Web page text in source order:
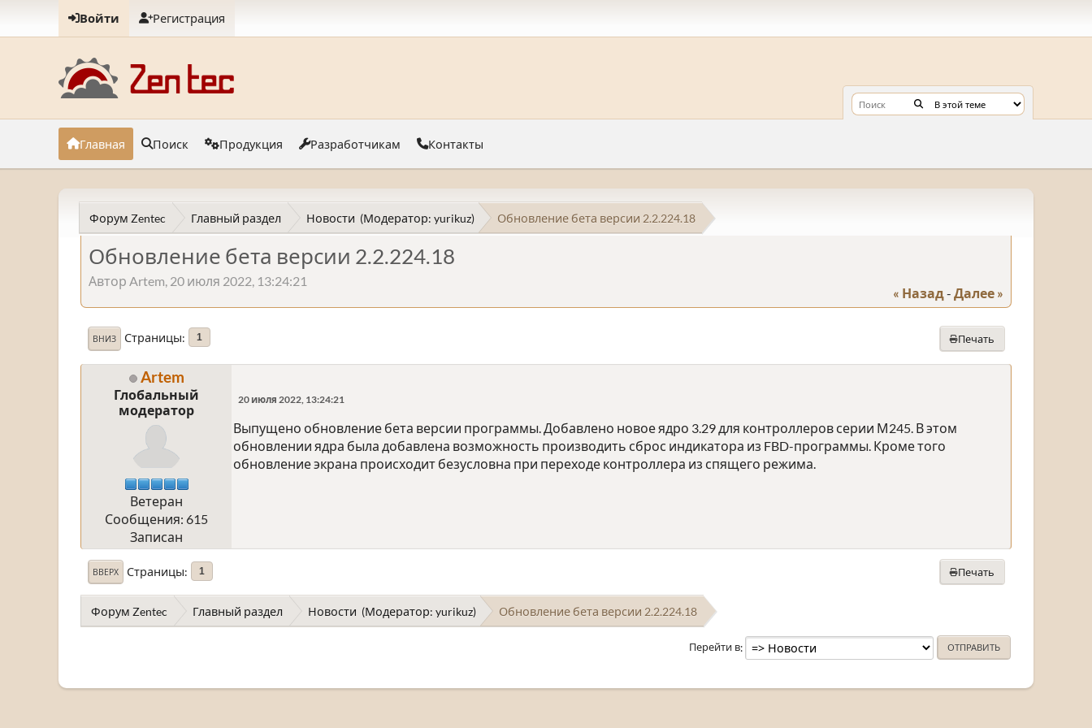
Войти Регистрация
Главная Поиск Продукция Разработчикам Контакты
Форум Zentec Главный раздел Новости (Модератор: yurikuz) Обновление бета версии 2.2.224.18
Обновление бета версии 2.2.224.18
Автор Artem, 20 июля 2022, 13:24:21
« Назад - Далее »
Печать
ВНИЗ Страницы 1
Artem
Глобальный
модератор
Ветеран
Сообщения: 615
Записан
20 июля 2022, 13:24:21
Выпущено обновление бета версии программы. Добавлено новое ядро 3.29 для контроллеров серии М245. В этом
обновлении ядра была добавлена возможность производить сброс индикатора из FBD-программы. Кроме того
обновление экрана происходит безусловна при переходе контроллера из спящего режима.
Печать
ВВЕРХ Страницы 1
Форум Zentec Главный раздел Новости (Модератор: yurikuz) Обновление бета версии 2.2.224.18
Перейти в